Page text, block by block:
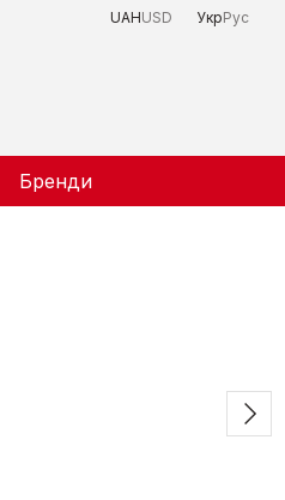
UAHUSD УкрРус
Бренди